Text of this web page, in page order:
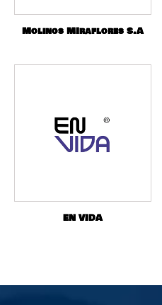
Molinos MIraflores S.A
EN VIDA